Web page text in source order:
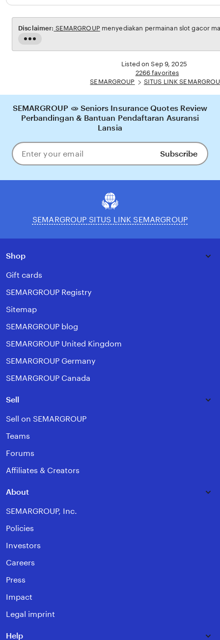
Read
the
Disclaimer: SEMARGROUPmenyediakan permainan slot gacor
Listed on Sep 9, 2025
2266 favorites
SEMARGROUP
SITUS LINK
SEMARGROUP 🧫 Seniors Insurance Quotes Review
Perbandingan & Bantuan Pendaftaran Asuransi
Lansia
Enter
your
Subscribe
SEMARGROUP SITUS LINK SEMARGROUP
Shop
Gift cards
SEMARGROUP Registry
Sitemap
SEMARGROUP blog
SEMARGROUP United Kingdom
SEMARGROUP Germany
SEMARGROUP Canada
Sell
Sell on SEMARGROUP
Teams
Forums
Affiliates & Creators
About
SEMARGROUP, Inc.
Policies
Investors
Careers
Press
Impact
Legal imprint
Help